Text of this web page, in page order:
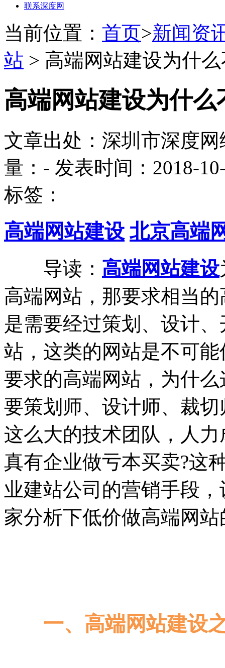
联系深度网
当前位置： 首页>新闻资
站 > 高端网站建设为什
高端网站建设为什
文章出处：深圳市深度
量： - 发表时间：2018-
标签：
高端网站建设 北京高端
导读： 高端网站建设
高端网站，那要求相当
是需要经过策划、设计
站，这类的网站是不可
要求的高端网站，为什
要策划师、设计师、裁
这么大的技术团队，人
真有企业做亏本买卖?这
业建站公司的营销手段
家分析下低价做高端网
一、高端网站建设